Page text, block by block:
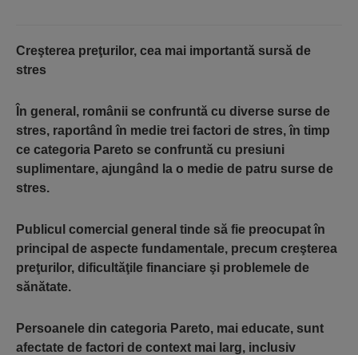
Creşterea preţurilor, cea mai importantă sursă de
stres
În general, românii se confruntă cu diverse surse de
stres, raportând în medie trei factori de stres, în timp
ce categoria Pareto se confruntă cu presiuni
suplimentare, ajungând la o medie de patru surse de
stres.
Publicul comercial general tinde să fie preocupat în
principal de aspecte fundamentale, precum creşterea
preţurilor, dificultăţile financiare şi problemele de
sănătate.
Persoanele din categoria Pareto, mai educate, sunt
afectate de factori de context mai larg, inclusiv